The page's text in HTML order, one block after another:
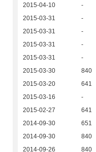
2015-04-10
-
2015-03-31
-
2015-03-31
-
2015-03-31
-
2015-03-31
-
2015-03-30
840
2015-03-20
641
2015-03-16
-
2015-02-27
641
2014-09-30
651
2014-09-30
840
2014-09-26
840